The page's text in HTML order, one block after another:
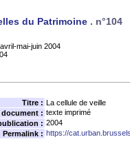
du Patrimoine . n°104
mai-juin 2004
Titre : La cellule de veille
document : texte imprimé
: 2004
Permalink : https://